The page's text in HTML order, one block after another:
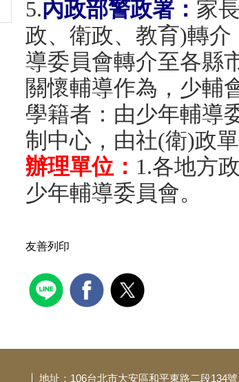
5.內政部警政署： 家
政、衛政、教育)轉介
導委員會轉介至各縣
關懷輔導作為，少輔
學籍者：由少年輔導
制中心，由社(衛)政
辦理單位： 1.各地方
少年輔導委員會。
友善列印
地址：106台北市大安區和平東路二段134號